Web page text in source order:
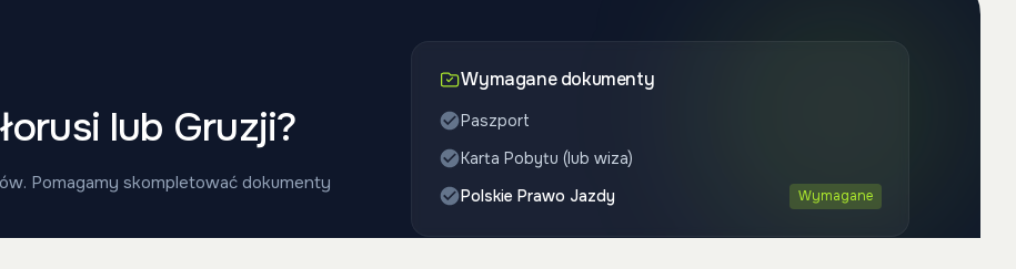
lub Gruzji?
Pomagamy skompletować dokumenty
Wymagane dokumenty
Paszport
Karta Pobytu (lub wiza)
Polskie Prawo Jazdy
Wymagane